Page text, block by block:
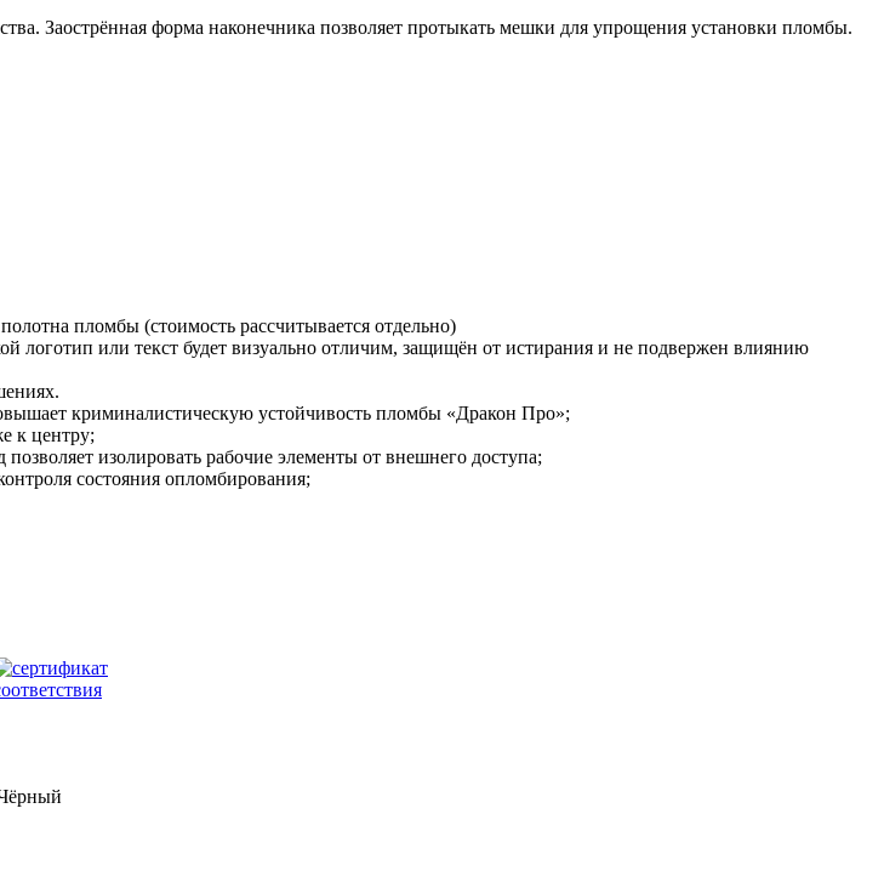
Заострённая форма наконечника позволяет протыкать мешки для упрощения установки пломбы.
пломбы (стоимость рассчитывается отдельно)
логотип или текст будет визуально отличим, защищён от истирания и не подвержен влиянию
криминалистическую устойчивость пломбы «Дракон Про»;
к центру;
изолировать рабочие элементы от внешнего доступа;
состояния опломбирования;